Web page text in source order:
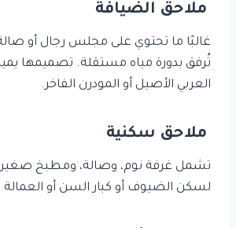
ملاحق الضيافة
غالبًا ما تحتوي على مجلس رجال أو
تُرفق بدورة مياه مستقلة. تصميمها
العربي الأصيل أو المودرن الفاخر.
ملاحق سكنية
تشمل غرفة نوم، وصالة، ومطبخ
لسكن الضيوف أو كبار السن أو العمالة